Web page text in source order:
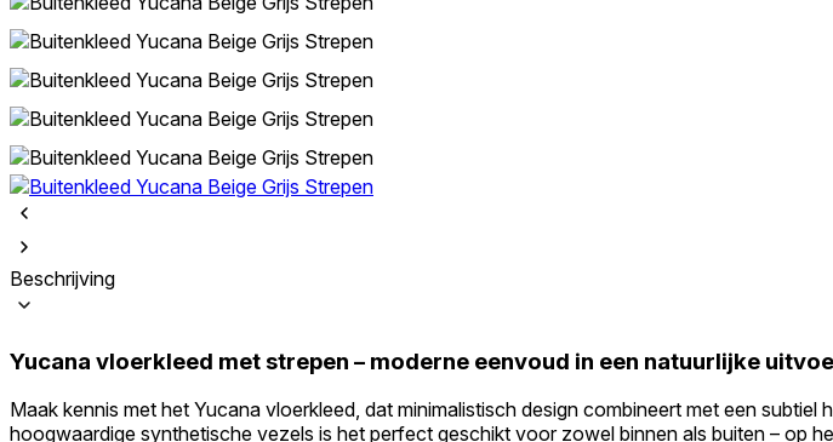
Beschrijving
Yucana vloerkleed met strepen – moderne eenvoud in een natuurlijke
Maak kennis met het Yucana vloerkleed, dat minimalistisch design combineert met een
hoogwaardige synthetische vezels is het perfect geschikt voor zowel binnen als buiten – op